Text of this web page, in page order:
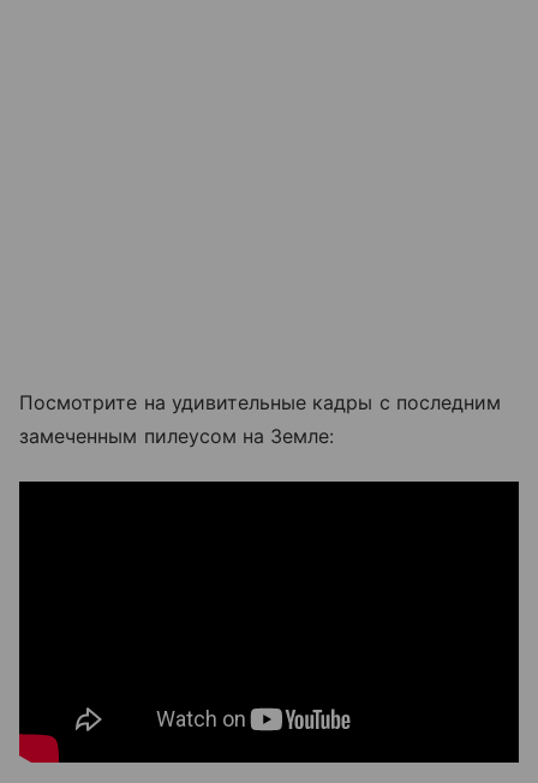
Посмотрите на удивительные кадры с последним
замеченным пилеусом на Земле: